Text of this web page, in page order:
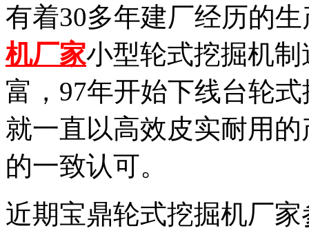
有着30多年建厂经历的
机厂家小型轮式挖掘机
富，97年开始下线台轮
就一直以高效皮实耐用
的一致认可。
近期宝鼎轮式挖掘机厂